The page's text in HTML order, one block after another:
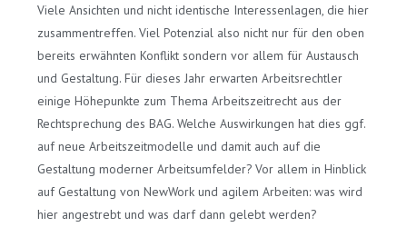
Viele Ansichten und nicht identische Interessenlagen, die hier
zusammentreffen. Viel Potenzial also nicht nur für den oben
bereits erwähnten Konflikt sondern vor allem für Austausch
und Gestaltung. Für dieses Jahr erwarten Arbeitsrechtler
einige Höhepunkte zum Thema Arbeitszeitrecht aus der
Rechtsprechung des BAG. Welche Auswirkungen hat dies ggf.
auf neue Arbeitszeitmodelle und damit auch auf die
Gestaltung moderner Arbeitsumfelder? Vor allem in Hinblick
auf Gestaltung von NewWork und agilem Arbeiten: was wird
hier angestrebt und was darf dann gelebt werden?